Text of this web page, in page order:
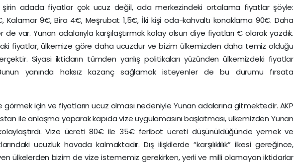
şirin adada fiyatlar çok ucuz değil, ada merkezindeki ortalama fiyatlar şöyle:
Kalamar 9€, Bira 4€, Meşrubat 1,5€, İki kişi oda-kahvaltı konaklama 90€. Daha
de var. Yunan adalarıyla karşılaştırmak kolay olsun diye fiyatları € olarak yazdık.
fiyatlar, ülkemize göre daha ucuzdur ve bizim ülkemizden daha temiz olduğu
Siyasi iktidarın tümden yanlış politikaları yüzünden ülkemizdeki fiyatlar
yanında haksız kazanç sağlamak isteyenler de bu durumu fırsata
görmek için ve fiyatların ucuz olması nedeniyle Yunan adalarına gitmektedir. AKP
ile anlaşma yaparak kapıda vize uygulamasını başlatması, ülkemizden Yunan
Vize ücreti 80€ ile 35€ feribot ücreti düşünüldüğünde yemek ve
ucuzluk havada kalmaktadır. Dış ilişkilerde “karşılıklılık” ilkesi gereğince,
ülkelerden bizim de vize istememiz gerekirken, yerli ve milli olamayan iktidarlar